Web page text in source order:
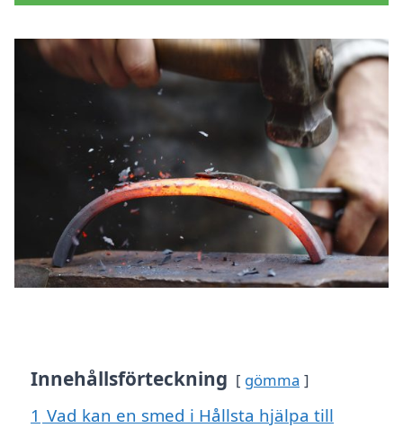
Innehållsförteckning gömma
1 Vad kan en smed i Hållsta hjälpa till